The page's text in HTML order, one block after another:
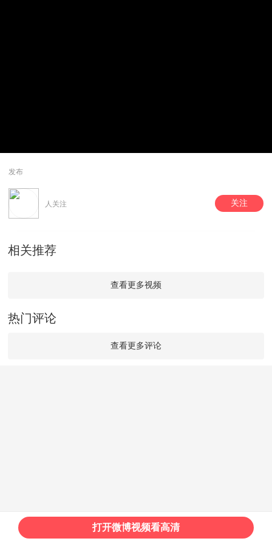
发布
人关注 关注
相关推荐
查看更多视频
热门评论
查看更多评论
打开微博视频看高清